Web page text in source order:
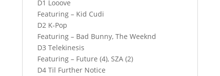
D1 Looove
Featuring – Kid Cudi
D2 K-Pop
Featuring – Bad Bunny, The Weeknd
D3 Telekinesis
Featuring – Future (4), SZA (2)
D4 Til Further Notice